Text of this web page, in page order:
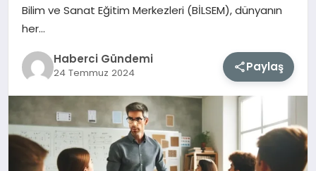
TEKNOLOJI
Bilim ve Sanat Eğitim Merkezleri (BİLSEM), dünyanın
her…
Haberci Gündemi
24 Temmuz 2024 Paylaş